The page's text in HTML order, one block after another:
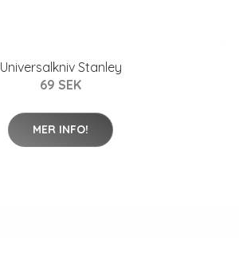
Universalkniv Stanley
69 SEK
MER INFO!